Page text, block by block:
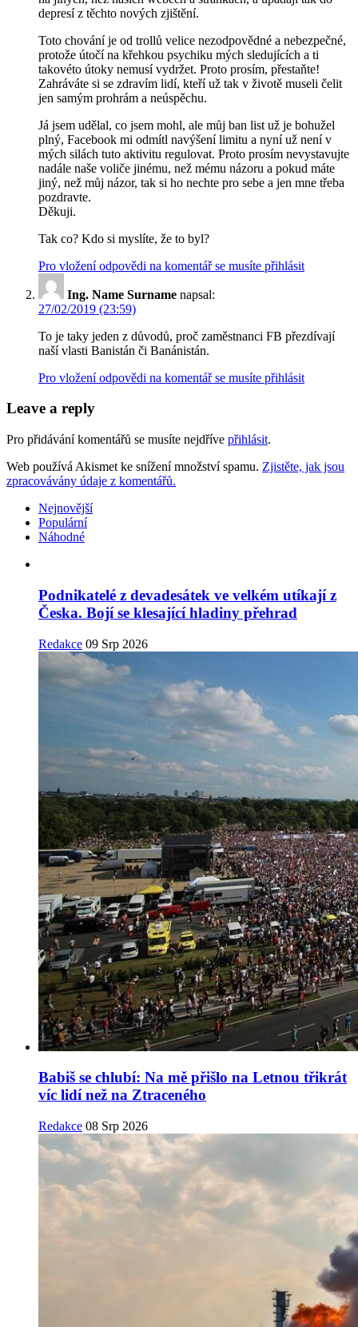
depresí z těchto nových zjištění.
Toto chování je od trollů velice nezodpovědné a nebezpečné,
protože útočí na křehkou psychiku mých sledujících a ti
takovéto útoky nemusí vydržet. Proto prosím, přestaňte!
Zahráváte si se zdravím lidí, kteří už tak v životě museli čelit
jen samým prohrám a neúspěchu.
Já jsem udělal, co jsem mohl, ale můj ban list už je bohužel
plný, Facebook mi odmítl navýšení limitu a nyní už není v
mých silách tuto aktivitu regulovat. Proto prosím nevystavujte
nadále naše voliče jinému, než mému názoru a pokud máte
jiný, než můj názor, tak si ho nechte pro sebe a jen mne třeba
pozdravte.
Děkuji.
Tak co? Kdo si myslíte, že to byl?
Pro vložení odpovědi na komentář se musíte přihlásit
Ing. Name Surname napsal:
27/02/2019 (23:59)
To je taky jeden z důvodů, proč zaměstnanci FB přezdívají
naší vlasti Banistán či Banánistán.
Pro vložení odpovědi na komentář se musíte přihlásit
Leave a reply
Pro přidávání komentářů se musíte nejdříve přihlásit.
Web používá Akismet ke snížení množství spamu. Zjistěte, jak jsou
zpracovávány údaje z komentářů.
Nejnovější
Populární
Náhodné
Podnikatelé z devadesátek ve velkém utíkají z
Česka. Bojí se klesající hladiny přehrad
Redakce 09 Srp 2026
Babiš se chlubí: Na mě přišlo na Letnou třikrát
víc lidí než na Ztraceného
Redakce 08 Srp 2026